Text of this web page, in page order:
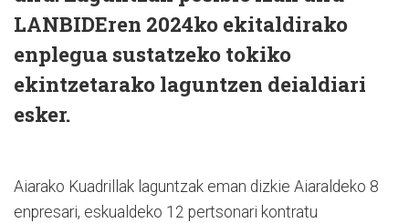
LANBIDEren 2024ko ekitaldirako
enplegua sustatzeko tokiko
ekintzetarako laguntzen deialdiari
esker.
Aiarako Kuadrillak laguntzak eman dizkie Aiaraldeko 8
enpresari, eskualdeko 12 pertsonari kontratu